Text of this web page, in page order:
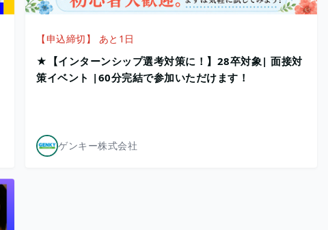
【申込締切】 あと1日
★【インターンシップ選考対策に！】28卒対象| 面接対
策イベント |60分完結で参加いただけます！
ゲンキー株式会社